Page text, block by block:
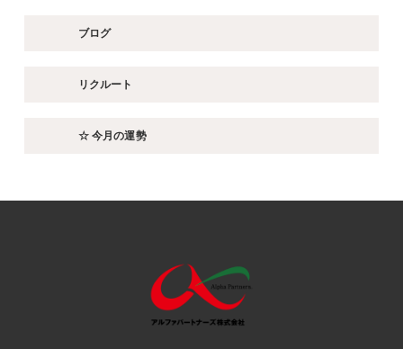
ブログ
リクルート
☆ 今月の運勢